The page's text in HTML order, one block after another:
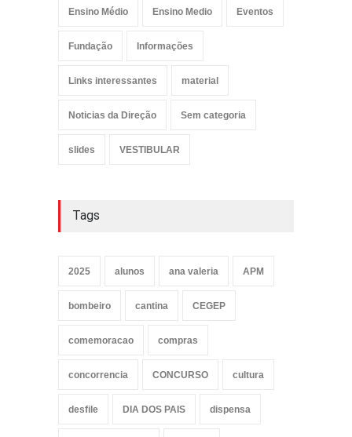
Ensino Médio Ensino Medio Eventos
Fundação Informações
Links interessantes material
Noticias da Direção Sem categoria
slides VESTIBULAR
Tags
2025 alunos ana valeria APM
bombeiro cantina CEGEP
comemoracao compras
concorrencia CONCURSO cultura
desfile DIA DOS PAIS dispensa